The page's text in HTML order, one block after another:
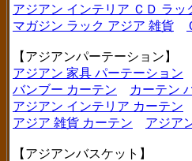
アジアン インテリア ＣＤ ラッ
マガジン ラック アジア 雑貨
【アジアンパーテーション】
アジアン 家具 パーテーション
バンブー カーテン
カーテン
アジアン インテリア カーテン
アジア 雑貨 カーテン
アジア
【アジアンバスケット】